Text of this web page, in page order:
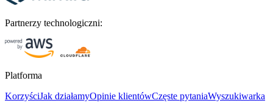
Partnerzy technologiczni:
Platforma
KorzyściJak działamyOpinie klientówCzęste pytaniaWyszukiwarka